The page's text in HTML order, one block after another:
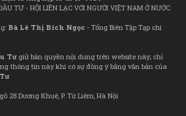
TƯ - HỘI LIÊN LẠC VỚI NGƯỜI VIỆT NAM Ở NƯỚC
Bà Lê Thị Bích Ngọc - Tổng Biên Tập Tạp chí
Tưgiữ bản quyền nội dung trên website này; chỉ
thông tin này khi có sự đồng ý bằng văn bản của
28 Dương Khuê, P. Từ Liêm, Hà Nội